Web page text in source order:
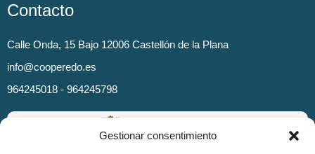
Gestionar consentimiento
Contacto
Calle Onda, 15 Bajo 12006 Castellón de la Plana
info@cooperedo.es
964245018 - 964245798